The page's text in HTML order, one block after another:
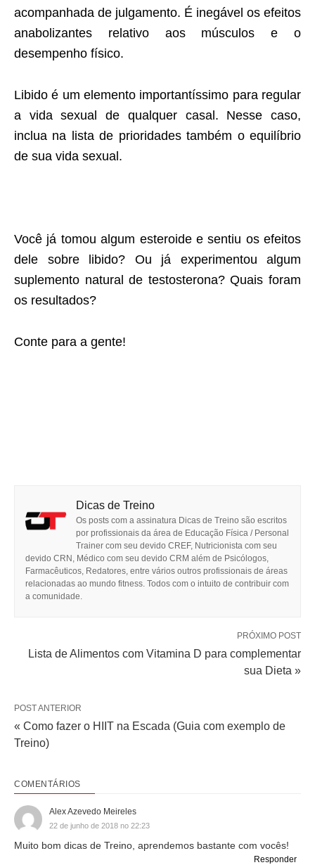
acompanhada de julgamento. É inegável os efeitos
anabolizantes relativo aos músculos e o
desempenho físico.
Libido é um elemento importantíssimo para regular
a vida sexual de qualquer casal. Nesse caso,
inclua na lista de prioridades também o equilíbrio
de sua vida sexual.
Você já tomou algum esteroide e sentiu os efeitos
dele sobre libido? Ou já experimentou algum
suplemento natural de testosterona? Quais foram
os resultados?
Conte para a gente!
Dicas de Treino
Os posts com a assinatura Dicas de Treino são escritos
por profissionais da área de Educação Física / Personal
Trainer com seu devido CREF, Nutricionista com seu
devido CRN, Médico com seu devido CRM além de Psicólogos,
Farmacêuticos, Redatores, entre vários outros profissionais de áreas
relacionadas ao mundo fitness. Todos com o intuito de contribuir com
a comunidade.
PRÓXIMO POST
Lista de Alimentos com Vitamina D para complementar
sua Dieta »
POST ANTERIOR
« Como fazer o HIIT na Escada (Guia com exemplo de
Treino)
COMENTÁRIOS
Alex Azevedo Meireles
22 de junho de 2018 no 22:23
Muito bom dicas de Treino, aprendemos bastante com vocês!
Responder